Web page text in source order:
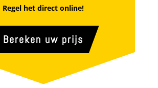
Regel het direct online!
Bereken uw prijs